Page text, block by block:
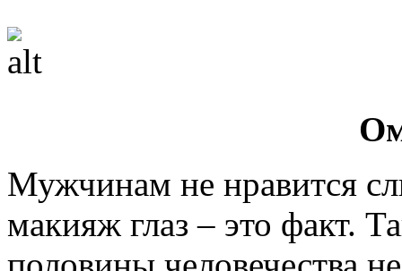
Мужчинам не нравится
макияж глаз – это факт.